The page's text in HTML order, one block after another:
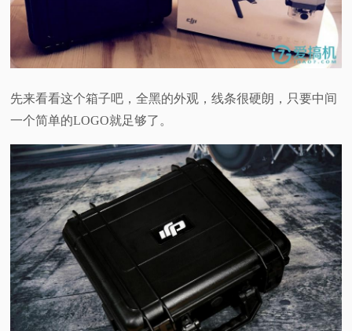
先来看看这个箱子吧，全黑的外观，线条很硬朗，只要中间
一个简单的LOGO就足够了。